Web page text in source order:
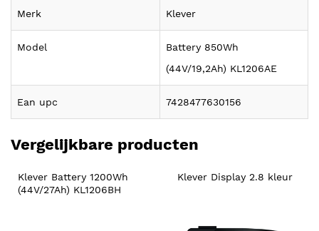
Merk Klever
Model
Battery 850Wh
(44V/19,2Ah) KL1206AE
Ean upc 7428477630156
Vergelijkbare producten
Klever Battery 1200Wh
(44V/27Ah) KL1206BH
Klever Display 2.8 kleur